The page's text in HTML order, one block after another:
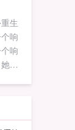
，
夺
生
响
响
冒
勾